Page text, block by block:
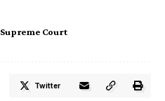
Supreme Court
Twitter